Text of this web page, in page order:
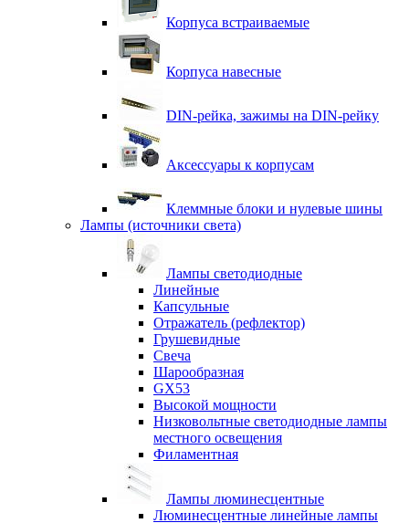
Корпуса встраиваемые
Корпуса навесные
DIN-рейка, зажимы на DIN-рейку
Аксессуары к корпусам
Клеммные блоки и нулевые шины
Лампы (источники света)
Лампы светодиодные
Линейные
Капсульные
Отражатель (рефлектор)
Грушевидные
Свеча
Шарообразная
GX53
Высокой мощности
Низковольтные светодиодные лампы
местного освещения
Филаментная
Лампы люминесцентные
Люминесцентные линейные лампы